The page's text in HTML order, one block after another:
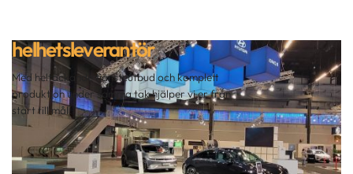
helhetsleverantör
Med heltäckande tjänsteutbud och komplett
produktion under samma tak hjälper vi er från
start till mål.